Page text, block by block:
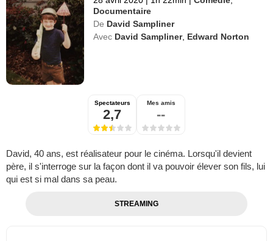
Documentaire
De David Sampliner
Avec David Sampliner, Edward Norton
Spectateurs
2,7
Mes amis
--
David, 40 ans, est réalisateur pour le cinéma. Lorsqu'il devient
père, il s'interroge sur la façon dont il va pouvoir élever son fils, lui
qui est si mal dans sa peau.
STREAMING